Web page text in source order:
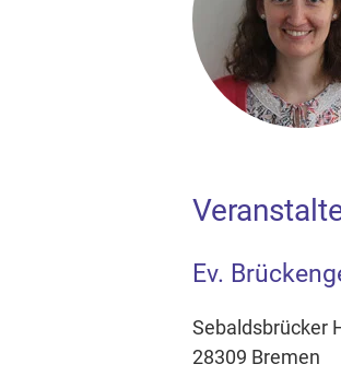
Ev.
Sebaldsbrücker
28309 Bremen